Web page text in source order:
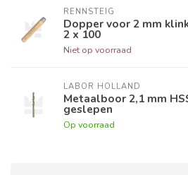
RENNSTEIG
Dopper voor 2 mm
2 x 100
Niet op voorraad
LABOR HOLLAND
Metaalboor 2,1 mm
geslepen
Op voorraad